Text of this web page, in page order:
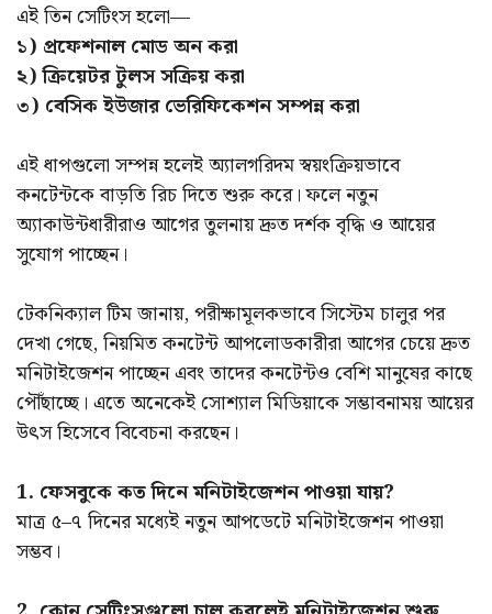
এই তিন সেটিংস হলো—
১) প্রফেশনাল মোড অন করা
২) ক্রিয়েটর টুলস সক্রিয় করা
৩) বেসিক ইউজার ভেরিফিকেশন সম্পন্ন করা
এই ধাপগুলো সম্পন্ন হলেই অ্যালগরিদম স্বয়ংক্রিয়ভাবে
কনটেন্টকে বাড়তি রিচ দিতে শুরু করে। ফলে নতুন
অ্যাকাউন্টধারীরাও আগের তুলনায় দ্রুত দর্শক বৃদ্ধি ও আয়ের
সুযোগ পাচ্ছেন।
টেকনিক্যাল টিম জানায়, পরীক্ষামূলকভাবে সিস্টেম চালুর পর
দেখা গেছে, নিয়মিত কনটেন্ট আপলোডকারীরা আগের চেয়ে দ্রুত
মনিটাইজেশন পাচ্ছেন এবং তাদের কনটেন্টও বেশি মানুষের কাছে
পৌঁছাচ্ছে। এতে অনেকেই সোশ্যাল মিডিয়াকে সম্ভাবনাময় আয়ের
উৎস হিসেবে বিবেচনা করছেন।
1. ফেসবুকে কত দিনে মনিটাইজেশন পাওয়া যায়?
মাত্র ৫–৭ দিনের মধ্যেই নতুন আপডেটে মনিটাইজেশন পাওয়া
সম্ভব।